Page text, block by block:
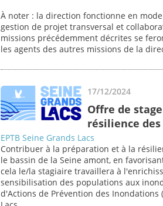
À noter : la direction fonctionne en
gestion de projet transversal et
missions précédemment décrites se
les agents des autres missions de la
17/12/2024
Offre de
résilience
EPTB Seine Grands Lacs
Contribuer à la préparation et à la
le bassin de la Seine amont, en
cela le/la stagiaire travaillera à
sensibilisation des populations aux
d'Actions de Prévention des Inondations